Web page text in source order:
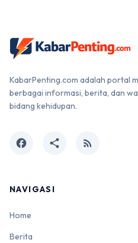
KabarPenting.com adalah portal
berbagai informasi, berita, dan
bidang kehidupan.
facebook share rss_feed
NAVIGASI
Home
Berita